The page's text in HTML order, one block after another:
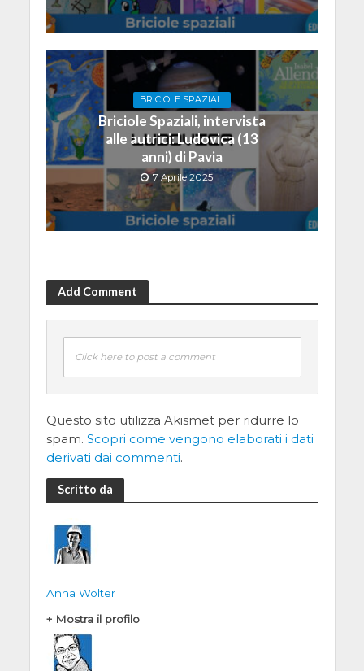
BRICIOLE SPAZIALI
Briciole Spaziali, intervista
alle autrici: Ludovica (13
anni) di Pavia
7 Aprile 2025
Add Comment
Click here to post a comment
Questo sito utilizza Akismet per ridurre lo
spam. Scopri come vengono elaborati i dati
derivati dai commenti.
Scritto da
Anna Wolter
+ Mostra il profilo